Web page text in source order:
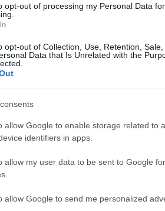
opt-out of processing my Personal Data
opt-out of Collection, Use, Retention,
Data that Is Unrelated with the
allow Google to enable storage related to
identifiers in apps.
allow my user data to be sent to Google
allow Google to send me personalized
hanno optato per versioni
maxi pouch da portare sotto
Giorgio Armani hanno scelto un
esaltando la semplicità della
di ogni creazione, superando il
come quelle di
che mettono in risalto la
di
gioielli, arricchite da dettagli